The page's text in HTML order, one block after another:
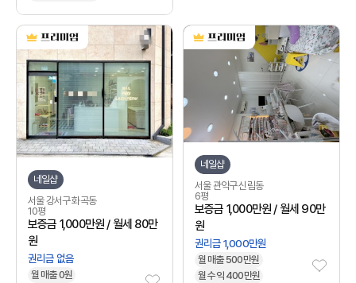
네일샵
서울 강서구 화곡동
10평
보증금 1,000만원 / 월세 80만
원
권리금 없음
월 매출 0원
네일샵
서울 관악구 신림동
6평
보증금 1,000만원 / 월세 90만
원
권리금 1,000만원
월 매출 500만원
월 수익 400만원